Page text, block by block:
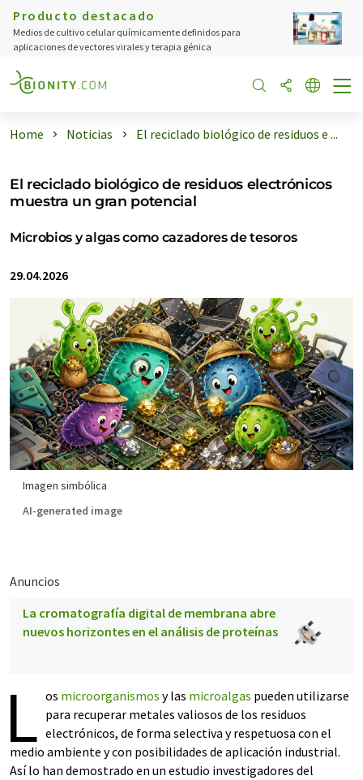
Producto destacado
Medios de cultivo celular químicamente definidos para
aplicaciones de vectores virales y terapia génica
Home Noticias El reciclado biológico de residuos e ...
El reciclado biológico de residuos electrónicos
muestra un gran potencial
Microbios y algas como cazadores de tesoros
29.04.2026
Imagen simbólica
AI-generated image
Anuncios
La cromatografía digital de membrana abre
nuevos horizontes en el análisis de proteínas
L os microorganismos y las microalgas pueden utilizarse
para recuperar metales valiosos de los residuos
electrónicos, de forma selectiva y respetuosa con el
medio ambiente y con posibilidades de aplicación industrial.
Así lo han demostrado en un estudio investigadores del